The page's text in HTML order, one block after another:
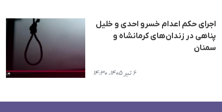
اجرای حکم اعدام خسرو احدی و خلیل
پناهی در زندان‌های کرمانشاه و
سمنان
۶ تیر ۱۴۰۵، ۱۴:۳۰